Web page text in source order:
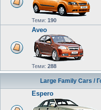
Теми: 190
Aveo
Теми: 288
Large Family Cars /
Espero